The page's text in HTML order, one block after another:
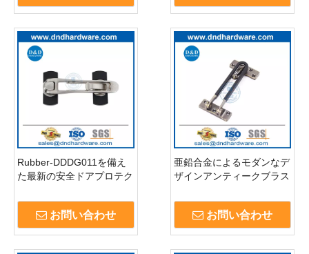
Rubber-DDDG011を備え
た最新の安全ドアプロテク
アガード
お問い合わせ
亜鉛合金によるモダンなデ
ザインアンティークブラス
お問い合わせ